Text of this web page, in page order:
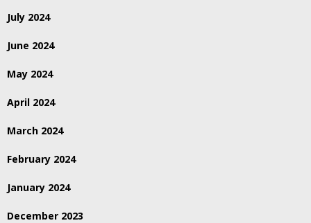
July 2024
June 2024
May 2024
April 2024
March 2024
February 2024
January 2024
December 2023